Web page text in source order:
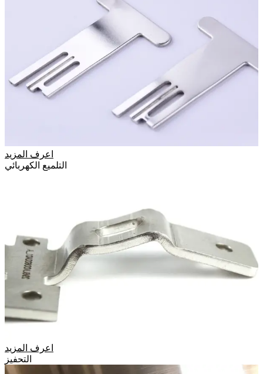
اعرف المزيد
التلميع الكهربائي
اعرف المزيد
التحفيز